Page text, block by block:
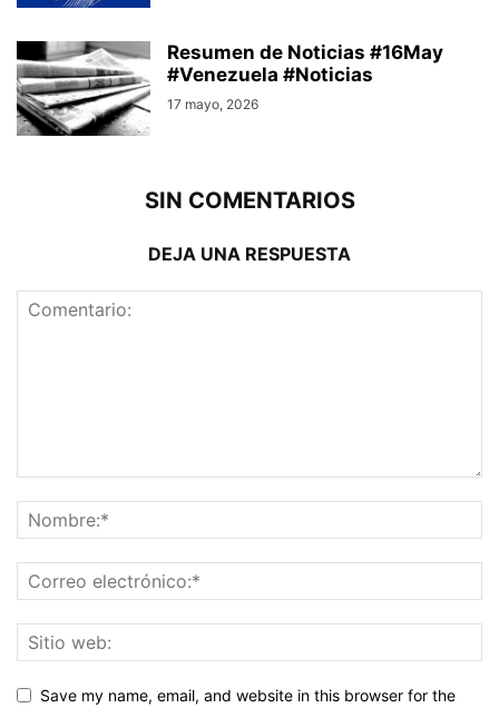
Resumen de Noticias #16May
#Venezuela #Noticias
17 mayo, 2026
SIN COMENTARIOS
DEJA UNA RESPUESTA
Save my name, email, and website in this browser for the